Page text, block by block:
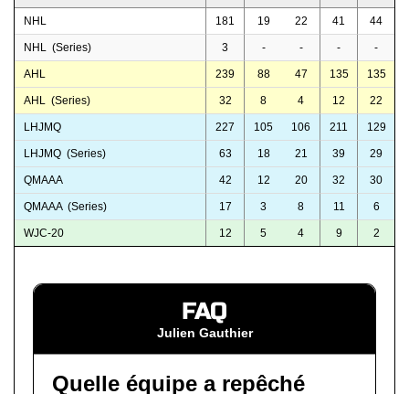
NHL 181 19 22 41 44
NHL (Series) 3 - - - -
AHL 239 88 47 135 135
AHL (Series) 32 8 4 12 22
LHJMQ 227 105 106 211 129
LHJMQ (Series) 63 18 21 39 29
QMAAA 42 12 20 32 30
QMAAA (Series) 17 3 8 11 6
WJC-20 12 5 4 9 2
FAQ
Julien Gauthier
Quelle équipe a repêché